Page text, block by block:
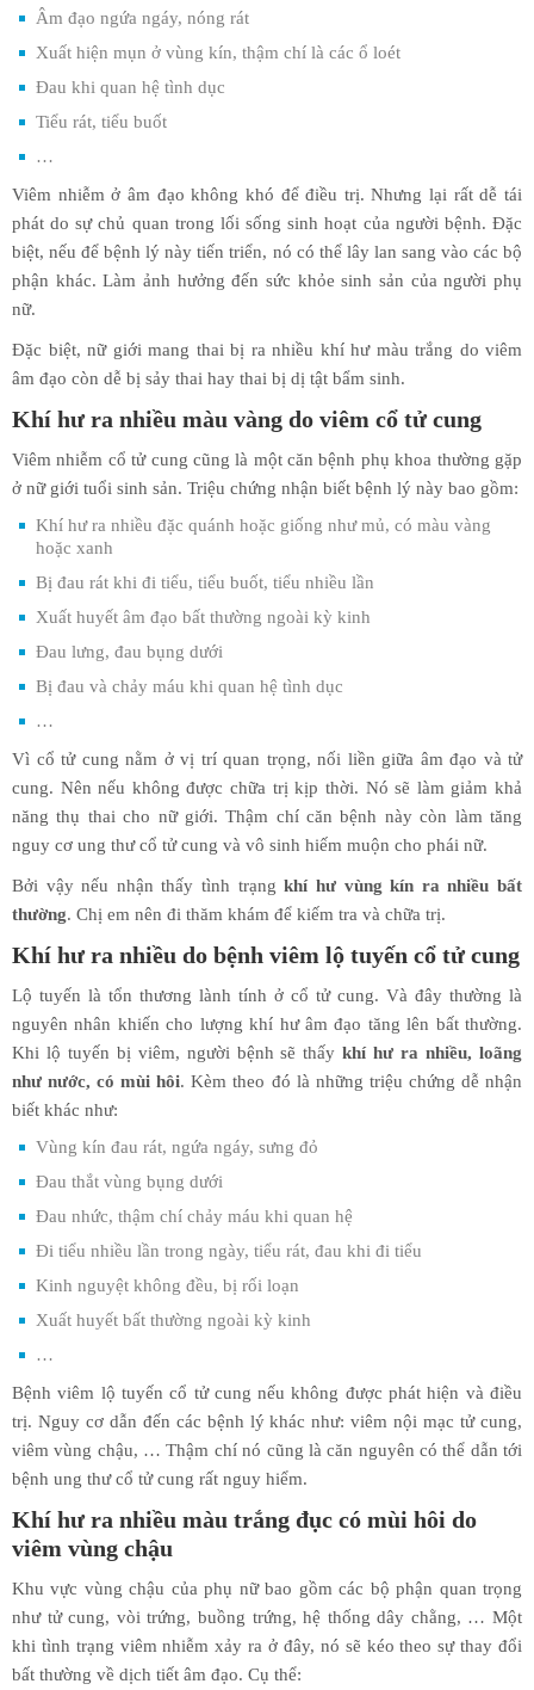
Âm đạo ngứa ngáy, nóng rát
Xuất hiện mụn ở vùng kín, thậm chí là các ổ loét
Đau khi quan hệ tình dục
Tiểu rát, tiểu buốt
…
Viêm nhiễm ở âm đạo không khó để điều trị. Nhưng lại rất dễ tái
phát do sự chủ quan trong lối sống sinh hoạt của người bệnh. Đặc
biệt, nếu để bệnh lý này tiến triển, nó có thể lây lan sang vào các bộ
phận khác. Làm ảnh hưởng đến sức khỏe sinh sản của người phụ
nữ.
Đặc biệt, nữ giới mang thai bị ra nhiều khí hư màu trắng do viêm
âm đạo còn dễ bị sảy thai hay thai bị dị tật bẩm sinh.
Khí hư ra nhiều màu vàng do viêm cổ tử cung
Viêm nhiễm cổ tử cung cũng là một căn bệnh phụ khoa thường gặp
ở nữ giới tuổi sinh sản. Triệu chứng nhận biết bệnh lý này bao gồm:
Khí hư ra nhiều đặc quánh hoặc giống như mủ, có màu vàng
hoặc xanh
Bị đau rát khi đi tiểu, tiểu buốt, tiểu nhiều lần
Xuất huyết âm đạo bất thường ngoài kỳ kinh
Đau lưng, đau bụng dưới
Bị đau và chảy máu khi quan hệ tình dục
…
Vì cổ tử cung nằm ở vị trí quan trọng, nối liền giữa âm đạo và tử
cung. Nên nếu không được chữa trị kịp thời. Nó sẽ làm giảm khả
năng thụ thai cho nữ giới. Thậm chí căn bệnh này còn làm tăng
nguy cơ ung thư cổ tử cung và vô sinh hiếm muộn cho phái nữ.
Bởi vậy nếu nhận thấy tình trạngkhí hư vùng kín ra nhiều bất
thường. Chị em nên đi thăm khám để kiếm tra và chữa trị.
Khí hư ra nhiều do bệnh viêm lộ tuyến cổ tử cung
Lộ tuyến là tổn thương lành tính ở cổ tử cung. Và đây thường là
nguyên nhân khiến cho lượng khí hư âm đạo tăng lên bất thường.
Khi lộ tuyến bị viêm, người bệnh sẽ thấykhí hư ra nhiều, loãng
như nước, có mùi hôi. Kèm theo đó là những triệu chứng dễ nhận
biết khác như:
Vùng kín đau rát, ngứa ngáy, sưng đỏ
Đau thắt vùng bụng dưới
Đau nhức, thậm chí chảy máu khi quan hệ
Đi tiểu nhiều lần trong ngày, tiểu rát, đau khi đi tiểu
Kinh nguyệt không đều, bị rối loạn
Xuất huyết bất thường ngoài kỳ kinh
…
Bệnh viêm lộ tuyến cổ tử cung nếu không được phát hiện và điều
trị. Nguy cơ dẫn đến các bệnh lý khác như: viêm nội mạc tử cung,
viêm vùng chậu, … Thậm chí nó cũng là căn nguyên có thể dẫn tới
bệnh ung thư cổ tử cung rất nguy hiểm.
Khí hư ra nhiều màu trắng đục có mùi hôi do
viêm vùng chậu
Khu vực vùng chậu của phụ nữ bao gồm các bộ phận quan trọng
như tử cung, vòi trứng, buồng trứng, hệ thống dây chằng, … Một
khi tình trạng viêm nhiễm xảy ra ở đây, nó sẽ kéo theo sự thay đổi
bất thường về dịch tiết âm đạo. Cụ thể: